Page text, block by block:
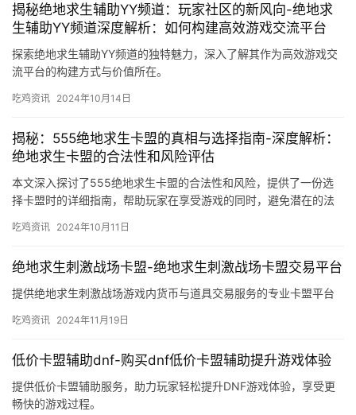
揭秘绝地求生辅助YY频道：玩家社区的新风向-绝地求
生辅助YY频道深度解析：如何构建高效游戏交流平台
探索绝地求生辅助YY频道的独特魅力，深入了解其作为高效游戏交
流平台的构建方式与价值所在。
吃鸡资讯 2024年10月14日
揭秘：555绝地求生卡盟的真相与选择指南-深度解析：
绝地求生卡盟的合法性和风险评估
本文深入探讨了555绝地求生卡盟的合法性和风险，提供了一份选
择卡盟时的详细指南，帮助玩家在享受游戏的同时，避免潜在的法
吃鸡资讯 2024年10月11日
绝地求生刺激战场卡盟-绝地求生刺激战场卡盟交易平台
提供绝地求生刺激战场游戏内货币与道具交易服务的专业卡盟平台
吃鸡资讯 2024年11月19日
低价卡盟辅助dnf-购买dnf低价卡盟辅助提升游戏体验
提供低价卡盟辅助服务，助力玩家轻松提升DNF游戏体验，享受更
畅快的游戏过程。